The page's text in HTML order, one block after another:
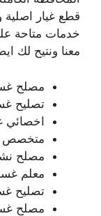
قطع غيار اصلية
خدمات متاحة
معنا ونتيح لك
مصلح
تصليح
اخصائي
متخصص
مصلح
معلم
تصليح
مصلح